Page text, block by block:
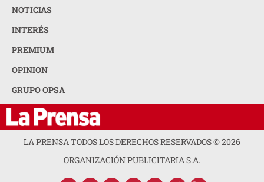
NOTICIAS
INTERÉS
PREMIUM
OPINION
GRUPO OPSA
LA PRENSA TODOS LOS DERECHOS RESERVADOS ©2026
ORGANIZACIÓN PUBLICITARIA S.A.